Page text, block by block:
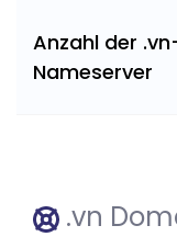
Anzahl der
Nameserver
.vn